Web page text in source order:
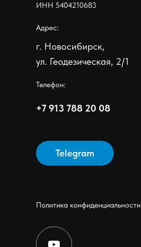
Адрес:
г. Новосибирск,
ул. Геодезическая, 2/1
Телефон:
+7 913 788 20 08
Политика конфиденциальности
ИНН 5404210683
Telegram